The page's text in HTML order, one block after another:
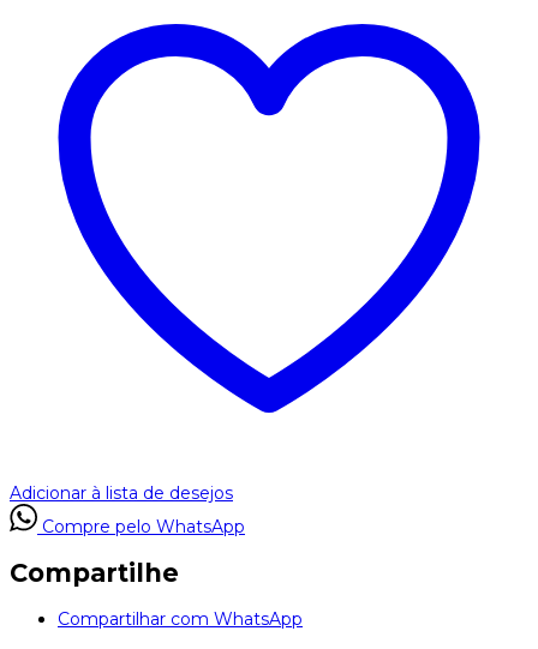
Adicionar à lista de desejos
Compre pelo WhatsApp
Compartilhe
Compartilhar com WhatsApp